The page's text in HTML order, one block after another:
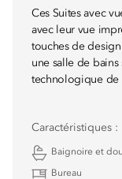
Ces Suites avec
avec leur vue
touches de
une salle de
technologique de
Caractéristiques :
Baignoire et
Bureau